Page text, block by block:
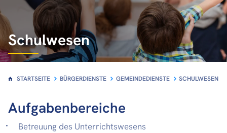
Schulwesen
STARTSEITE BÜRGERDIENSTE GEMEINDEDIENSTE SCHULWESEN
Aufgabenbereiche
Betreuung des Unterrichtswesens
Andere Dienste